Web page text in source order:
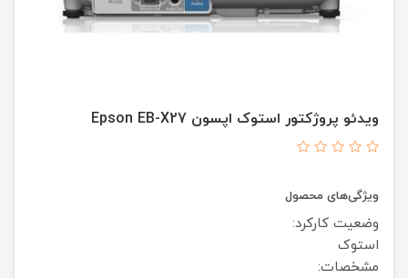
ویدئو پروژکتور استوک اپسون Epson EB-X27
ویژگی‌های محصول
وضعیت کارکرد:
استوک
مشخصات: